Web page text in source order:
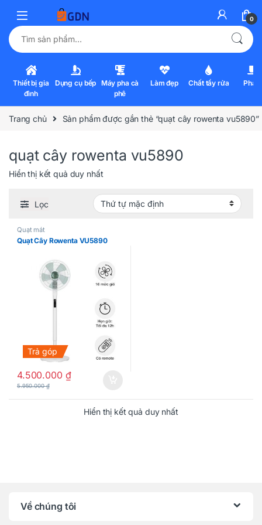
0
Tìm kiếm:
Thiết bị gia
đình
Dụng cụ bếp Máy pha cà
phê
Làm đẹp Chất tẩy rửa Pha
Trang chủ Sản phẩm được gắn thẻ “quạt cây rowenta vu5890”
quạt cây rowenta vu5890
Hiển thị kết quả duy nhất
Lọc
Quạt mát
Quạt Cây Rowenta VU5890
Trả góp
4.500.000 ₫
5.950.000₫
Hiển thị kết quả duy nhất
Về chúng tôi